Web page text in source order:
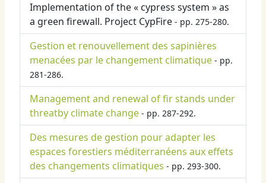
Implementation of the « cypress system » as
a green firewall. Project CypFire - pp. 275-280.
Gestion et renouvellement des sapinières
menacées par le changement climatique - pp.
281-286.
Management and renewal of fir stands under
threatby climate change - pp. 287-292.
Des mesures de gestion pour adapter les
espaces forestiers méditerranéens aux effets
des changements climatiques - pp. 293-300.